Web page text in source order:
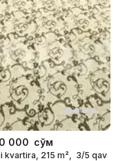
000 сўм
kvartira, 215 m², 3/5 qavat